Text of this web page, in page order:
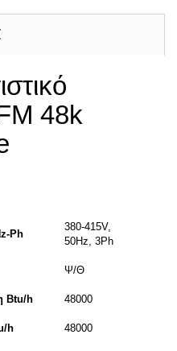
48k
Ph
380-415V,
50Ηz, 3Ph
Ψ/Θ
Btu/h 48000
h 48000